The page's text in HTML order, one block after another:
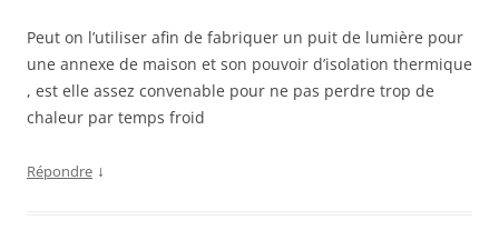
Peut on l’utiliser afin de fabriquer un puit de lumière pour
une annexe de maison et son pouvoir d’isolation thermique
, est elle assez convenable pour ne pas perdre trop de
chaleur par temps froid
Répondre ↓